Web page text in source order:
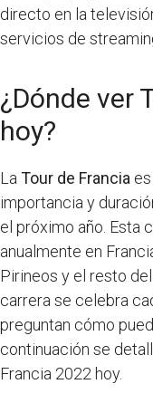
directo en la
servicios de
¿Dónde ver
hoy?
La Tour de Francia
importancia y
el próximo año. Esta
anualmente en
Pirineos y el resto
carrera se celebra
preguntan cómo
continuación se
Francia 2022 hoy.